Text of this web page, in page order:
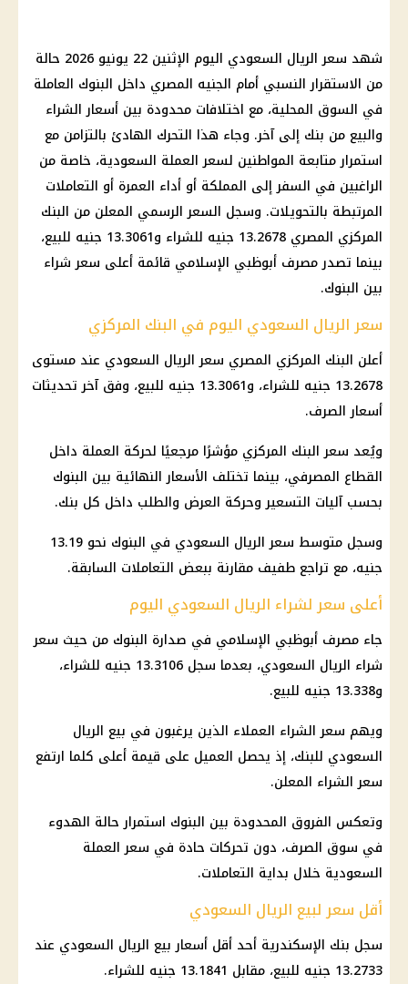
شهد سعر الريال السعودي اليوم الإثنين 22 يونيو 2026 حالة
من الاستقرار النسبي أمام الجنيه المصري داخل البنوك العاملة
في السوق المحلية، مع اختلافات محدودة بين أسعار الشراء
والبيع من بنك إلى آخر. وجاء هذا التحرك الهادئ بالتزامن مع
استمرار متابعة المواطنين لسعر العملة السعودية، خاصة من
الراغبين في السفر إلى المملكة أو أداء العمرة أو التعاملات
المرتبطة بالتحويلات. وسجل السعر الرسمي المعلن من البنك
المركزي المصري 13.2678 جنيه للشراء و13.3061 جنيه للبيع،
بينما تصدر مصرف أبوظبي الإسلامي قائمة أعلى سعر شراء
بين البنوك.
سعر الريال السعودي اليوم في البنك المركزي
أعلن البنك المركزي المصري سعر الريال السعودي عند مستوى
13.2678 جنيه للشراء، و13.3061 جنيه للبيع، وفق آخر تحديثات
أسعار الصرف.
ويُعد سعر البنك المركزي مؤشرًا مرجعيًا لحركة العملة داخل
القطاع المصرفي، بينما تختلف الأسعار النهائية بين البنوك
بحسب آليات التسعير وحركة العرض والطلب داخل كل بنك.
وسجل متوسط سعر الريال السعودي في البنوك نحو 13.19
جنيه، مع تراجع طفيف مقارنة ببعض التعاملات السابقة.
أعلى سعر لشراء الريال السعودي اليوم
جاء مصرف أبوظبي الإسلامي في صدارة البنوك من حيث سعر
شراء الريال السعودي، بعدما سجل 13.3106 جنيه للشراء،
و13.338 جنيه للبيع.
ويهم سعر الشراء العملاء الذين يرغبون في بيع الريال
السعودي للبنك، إذ يحصل العميل على قيمة أعلى كلما ارتفع
سعر الشراء المعلن.
وتعكس الفروق المحدودة بين البنوك استمرار حالة الهدوء
في سوق الصرف، دون تحركات حادة في سعر العملة
السعودية خلال بداية التعاملات.
أقل سعر لبيع الريال السعودي
سجل بنك الإسكندرية أحد أقل أسعار بيع الريال السعودي عند
13.2733 جنيه للبيع، مقابل 13.1841 جنيه للشراء.